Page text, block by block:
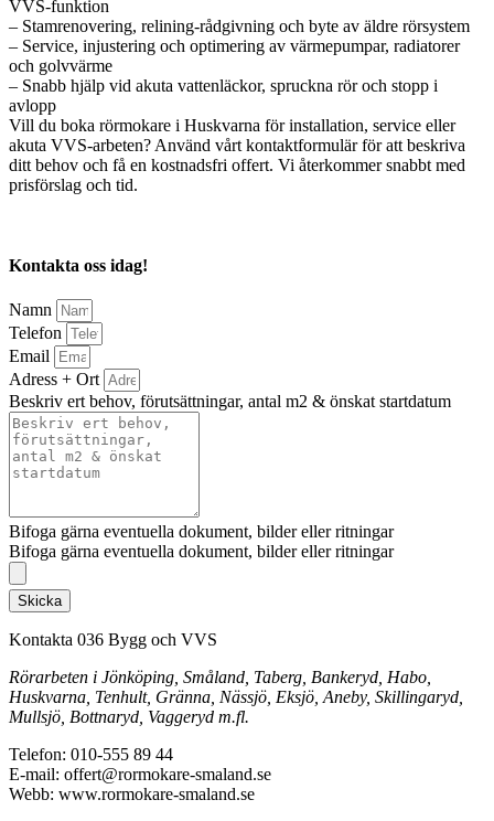
VVS-funktion
– Stamrenovering, relining-rådgivning och byte av äldre rörsystem
– Service, injustering och optimering av värmepumpar, radiatorer
och golvvärme
– Snabb hjälp vid akuta vattenläckor, spruckna rör och stopp i
avlopp
Vill du boka rörmokare i Huskvarna för installation, service eller
akuta VVS-arbeten? Använd vårt kontaktformulär för att beskriva
ditt behov och få en kostnadsfri offert. Vi återkommer snabbt med
prisförslag och tid.
Kontakta oss idag!
Namn
Telefon
Email
Adress + Ort
Beskriv ert behov, förutsättningar, antal m2 & önskat startdatum
Bifoga gärna eventuella dokument, bilder eller ritningar
Bifoga gärna eventuella dokument, bilder eller ritningar
Skicka
Kontakta 036 Bygg och VVS
Rörarbeten i Jönköping, Småland, Taberg, Bankeryd, Habo,
Huskvarna, Tenhult, Gränna, Nässjö, Eksjö, Aneby, Skillingaryd,
Mullsjö, Bottnaryd, Vaggeryd m.fl.
Telefon: 010-555 89 44
E-mail: offert@rormokare-smaland.se
Webb: www.rormokare-smaland.se